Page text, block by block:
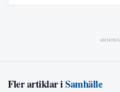
ANNONS
Fler artiklar iSamhälle